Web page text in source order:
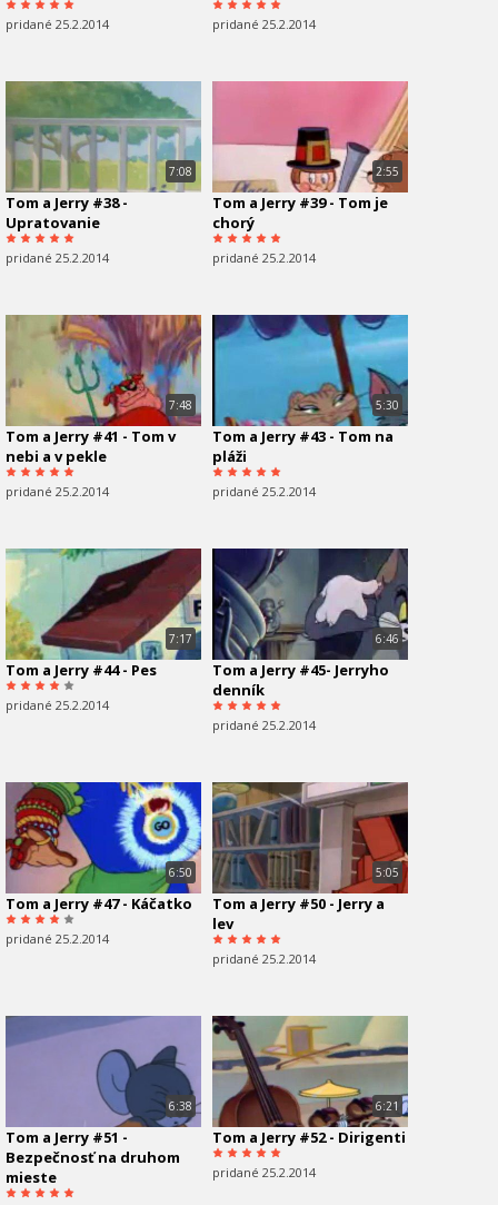
pridané 25.2.2014 pridané 25.2.2014
7:08
Tom a Jerry #38 -
Upratovanie
pridané 25.2.2014
2:55
Tom a Jerry #39 - Tom je
chorý
pridané 25.2.2014
7:48
Tom a Jerry #41 - Tom v
nebi a v pekle
pridané 25.2.2014
5:30
Tom a Jerry #43 - Tom na
pláži
pridané 25.2.2014
7:17
Tom a Jerry #44 - Pes
pridané 25.2.2014
6:46
Tom a Jerry #45- Jerryho
denník
pridané 25.2.2014
6:50
Tom a Jerry #47 - Káčatko
pridané 25.2.2014
5:05
Tom a Jerry #50 - Jerry a
lev
pridané 25.2.2014
6:38
Tom a Jerry #51 -
Bezpečnosť na druhom
mieste
6:21
Tom a Jerry #52 - Dirigenti
pridané 25.2.2014